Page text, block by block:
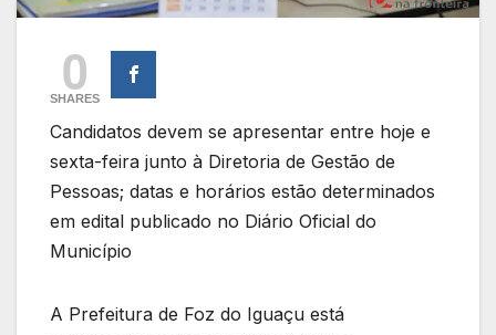
0
SHARES
Candidatos devem se apresentar entre hoje e
sexta-feira junto à Diretoria de Gestão de
Pessoas; datas e horários estão determinados
em edital publicado no Diário Oficial do
Município
A Prefeitura de Foz do Iguaçu está